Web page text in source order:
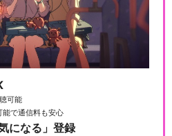
可能
で通信料も安心
になる」登録